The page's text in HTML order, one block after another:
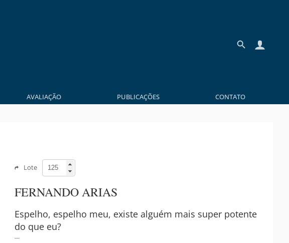
AVALIAÇÃO PUBLICAÇÕES CONTATO
Lote
FERNANDO ARIAS
Espelho, espelho meu, existe alguém mais super potente
do que eu?